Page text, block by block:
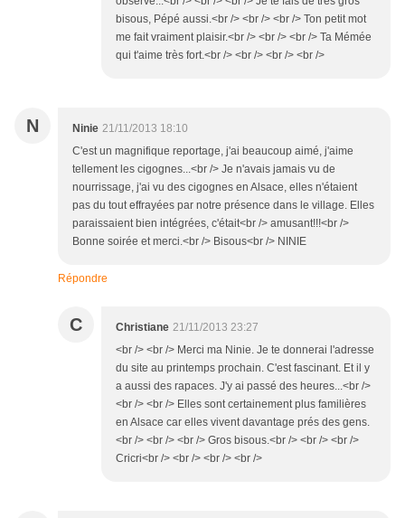
bisous, Pépé aussi.<br /> <br /> <br /> Ton petit mot
me fait vraiment plaisir.<br /> <br /> <br /> Ta Mémée
qui t'aime très fort.<br /> <br /> <br /> <br />
N Ninie 21/11/2013 18:10
C'est un magnifique reportage, j'ai beaucoup aimé, j'aime
tellement les cigognes...<br /> Je n'avais jamais vu de
nourrissage, j'ai vu des cigognes en Alsace, elles n'étaient
pas du tout effrayées par notre présence dans le village. Elles
paraissaient bien intégrées, c'était<br /> amusant!!!<br />
Bonne soirée et merci.<br /> Bisous<br /> NINIE
Répondre
C Christiane 21/11/2013 23:27
<br /> <br /> Merci ma Ninie. Je te donnerai l'adresse
du site au printemps prochain. C'est fascinant. Et il y
a aussi des rapaces. J'y ai passé des heures...<br />
<br /> <br /> Elles sont certainement plus familières
en Alsace car elles vivent davantage prés des gens.
<br /> <br /> <br /> Gros bisous.<br /> <br /> <br />
Cricri<br /> <br /> <br /> <br />